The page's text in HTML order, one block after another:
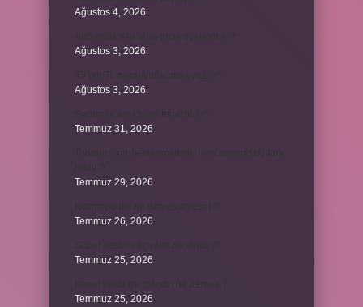
Ağustos 4, 2026
Ağustos 3, 2026
Ağustos 3, 2026
Temmuz 31, 2026
Temmuz 29, 2026
Temmuz 26, 2026
Temmuz 25, 2026
Temmuz 25, 2026